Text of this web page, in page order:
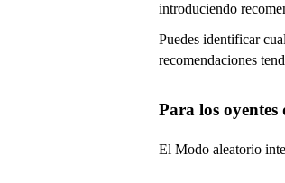
introduciendo
Puedes identificar
recomendaciones
Para los
El Modo aleatorio